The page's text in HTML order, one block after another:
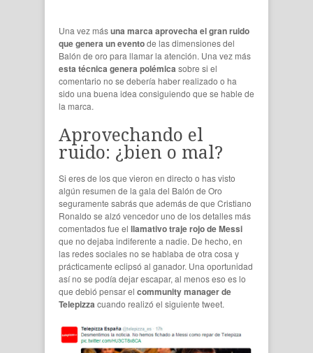
Una vez másuna marca aprovecha el gran ruido
que genera un eventode las dimensiones del
Balón de oro para llamar la atención. Una vez más
esta técnica genera polémica sobre si el
comentario no se debería haber realizado o ha
sido una buena idea consiguiendo que se hable de
la marca.
Aprovechando el
ruido: ¿bien o mal?
Si eres de los que vieron en directo o has visto
algún resumen de la gala del Balón de Oro
seguramente sabrás que además de que Cristiano
Ronaldo se alzó vencedor uno de los detalles más
comentados fue el llamativo traje rojo de Messi
que no dejaba indiferente a nadie. De hecho, en
las redes sociales no se hablaba de otra cosa y
prácticamente eclipsó al ganador. Una oportunidad
así no se podía dejar escapar, al menos eso es lo
que debió pensar el community manager de
Telepizza cuando realizó el siguiente tweet.